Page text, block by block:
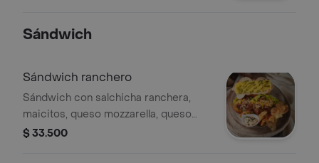
Sándwich
Sándwich ranchero
Sándwich con salchicha ranchera,
maicitos, queso mozzarella, queso
crema y lechuga, acompañado de
$ 33.500